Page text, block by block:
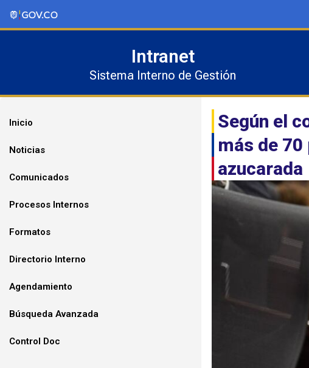
Intranet
Sistema Interno de Gestión
Inicio
Noticias
Comunicados
Procesos Internos
Formatos
Directorio Interno
Agendamiento
Búsqueda Avanzada
Control Doc
Según el
más de
azucarada